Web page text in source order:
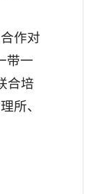
作对
带一
合培
所、